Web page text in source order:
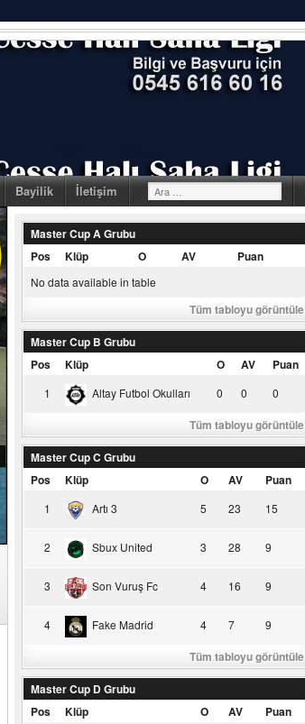
Bayilik İletişim Arama:
Master Cup A Grubu
Pos
Klüp O AV Puan
No data available in table
Tüm tabloyu görüntüle
Master Cup B Grubu
Pos
Klüp O AV Puan
1 Altay Futbol Okulları 0 0 0
Tüm tabloyu görüntüle
Master Cup C Grubu
Pos
Klüp O AV Puan
1 Artı 3 5 23 15
2 Sbux United 3 28 9
3 Son Vuruş Fc 4 16 9
4 Fake Madrid 4 7 9
Tüm tabloyu görüntüle
Master Cup D Grubu
Pos
Klüp O AV Puan